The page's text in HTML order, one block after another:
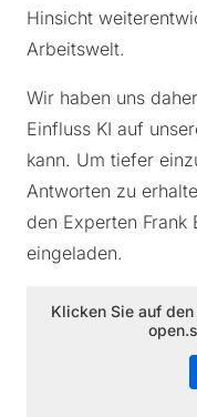
Hinsicht
Arbeitswelt.
Wir haben uns
Einfluss KI auf
kann. Um tiefer
Antworten zu
den Experten Frank
eingeladen.
Klicken Sie auf